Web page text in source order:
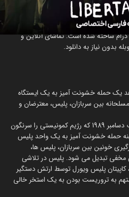
در سال 2023 در ژانر درام ساخته شده است. تماشای آنلاین و
سیبیو شاهد یک حمله خشونت آمیز به یک ایستگاه
بین سربازان، پلیس، معترضان و
در روزهای پر هرج و مرج انقلاب دسامبر 1989 که رژیم کمونیستی را سرنگون
حمله خشونت آمیز به یک واحد پلیس
خونین بین سربازان، پلیس ها،
مخفی تبدیل می شود. پلیس در تلاشی
کاپیتان پلیس ویورل توسط ارتش دستگیر
به تروریست بودن به یک استخر خالی